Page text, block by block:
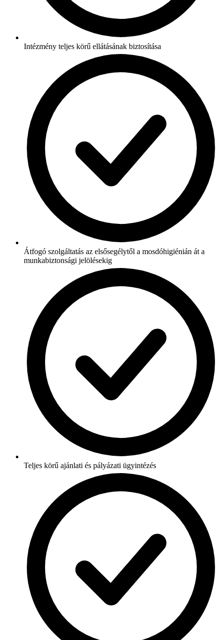
Intézmény teljes körű ellátásának biztosítása
Átfogó szolgáltatás az elsősegélytől a mosdóhigiénián át a
munkabiztonsági jelölésekig
Teljes körű ajánlati és pályázati ügyintézés